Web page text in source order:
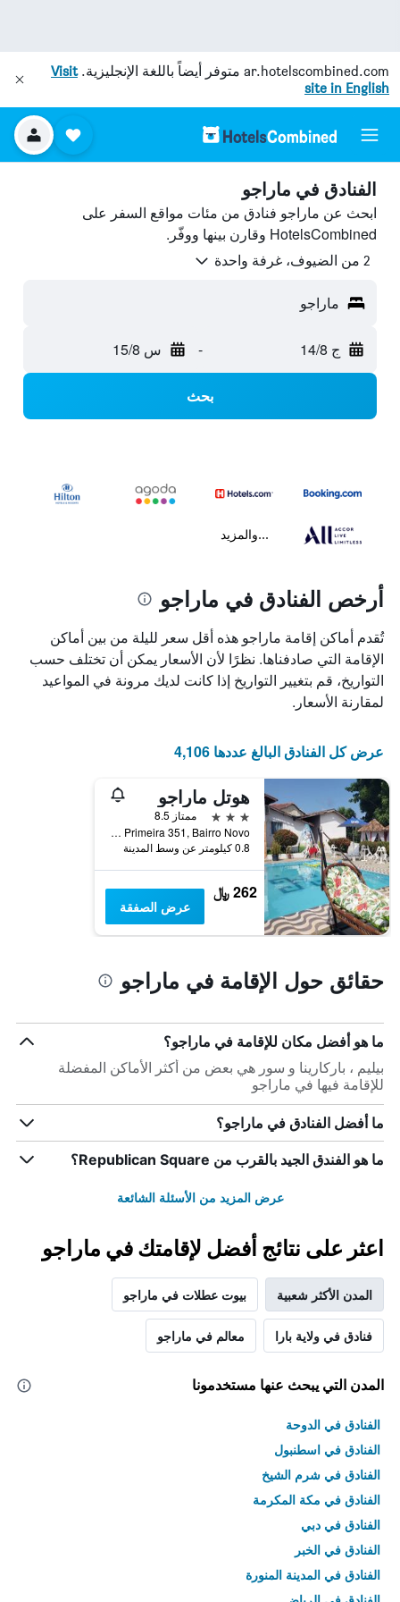
ar.hotelscombined.com متوفر أيضاً باللغة الإنجليزية.Visit
site in English
الفنادق في ماراجو
ابحث عن ماراجو فنادق من مئات مواقع السفر على
HotelsCombined وقارن بينها ووفّر.
2 من الضيوف، غرفة واحدة
ماراجو
ج 14/8 - س 15/8
بحث
...والمزيد
أرخص الفنادق في ماراجو
تُقدم أماكن إقامة ماراجو هذه أقل سعر لليلة من بين أماكن
الإقامة التي صادفناها. نظرًا لأن الأسعار يمكن أن تختلف حسب
التواريخ، قم بتغيير التواريخ إذا كانت لديك مرونة في المواعيد
لمقارنة الأسعار.
عرض كل الفنادق البالغ عددها 4,106
هوتل ماراجو
3 نجوم
ممتاز 8.5
Rua Primeira 351, Bairro Novo, سور, البرازيل
0.8 كيلومتر عن وسط المدينة
262 ﷼
عرض الصفقة
حقائق حول الإقامة في ماراجو
ما هو أفضل مكان للإقامة في ماراجو؟
بيليم ، باركارينا و سور هي بعض من أكثر الأماكن المفضلة
للإقامة فيها في ماراجو
ما أفضل الفنادق في ماراجو؟
ما هو الفندق الجيد بالقرب من Republican Square؟
عرض المزيد من الأسئلة الشائعة
اعثر على نتائج أفضل لإقامتك في ماراجو
المدن الأكثر شعبية بيوت عطلات في ماراجو
فنادق في ولاية بارا معالم في ماراجو
المدن التي يبحث عنها مستخدمونا
الفنادق في الدوحة
الفنادق في اسطنبول
الفنادق في شرم الشيخ
الفنادق في مكة المكرمة
الفنادق في دبي
الفنادق في الخبر
الفنادق في المدينة المنورة